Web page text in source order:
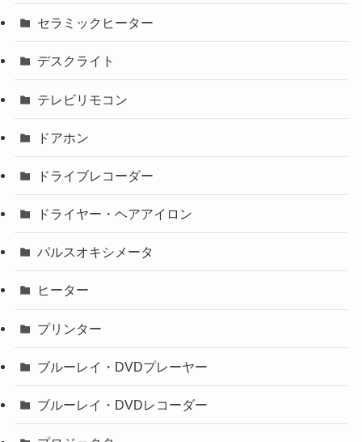
セラミックヒーター
デスクライト
テレビリモコン
ドアホン
ドライブレコーダー
ドライヤー・ヘアアイロン
パルスオキシメータ
ヒーター
プリンター
ブルーレイ・DVDプレーヤー
ブルーレイ・DVDレコーダー